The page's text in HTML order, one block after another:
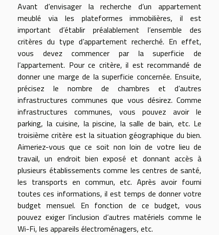
Avant d’envisager la recherche d’un appartement
meublé via les plateformes immobilières, il est
important d’établir préalablement l’ensemble des
critères du type d’appartement recherché. En effet,
vous devez commencer par la superficie de
l’appartement. Pour ce critère, il est recommandé de
donner une marge de la superficie concernée. Ensuite,
précisez le nombre de chambres et d’autres
infrastructures communes que vous désirez. Comme
infrastructures communes, vous pouvez avoir le
parking, la cuisine, la piscine, la salle de bain, etc. Le
troisième critère est la situation géographique du bien.
Aimeriez-vous que ce soit non loin de votre lieu de
travail, un endroit bien exposé et donnant accès à
plusieurs établissements comme les centres de santé,
les transports en commun, etc. Après avoir fourni
toutes ces informations, il est temps de donner votre
budget mensuel. En fonction de ce budget, vous
pouvez exiger l’inclusion d’autres matériels comme le
Wi-Fi, les appareils électroménagers, etc.